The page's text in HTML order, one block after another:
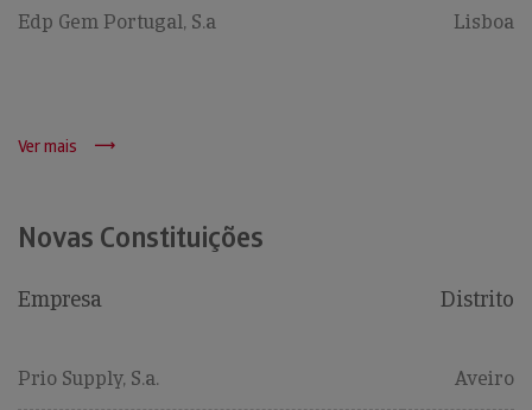
Edp Gem Portugal, S.a Lisboa
Ver mais
Novas Constituições
Empresa Distrito
Prio Supply, S.a. Aveiro